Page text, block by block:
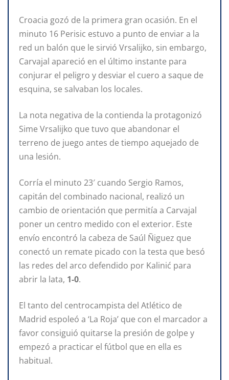
Croacia gozó de la primera gran ocasión. En el
minuto 16 Perisic estuvo a punto de enviar a la
red un balón que le sirvió Vrsalijko, sin embargo,
Carvajal apareció en el último instante para
conjurar el peligro y desviar el cuero a saque de
esquina, se salvaban los locales.
La nota negativa de la contienda la protagonizó
Sime Vrsalijko que tuvo que abandonar el
terreno de juego antes de tiempo aquejado de
una lesión.
Corría el minuto 23′ cuando Sergio Ramos,
capitán del combinado nacional, realizó un
cambio de orientación que permitía a Carvajal
poner un centro medido con el exterior. Este
envío encontró la cabeza de Saúl Ñiguez que
conectó un remate picado con la testa que besó
las redes del arco defendido por Kalinić para
abrir la lata, 1-0.
El tanto del centrocampista del Atlético de
Madrid espoleó a ‘La Roja’ que con el marcador a
favor consiguió quitarse la presión de golpe y
empezó a practicar el fútbol que en ella es
habitual.